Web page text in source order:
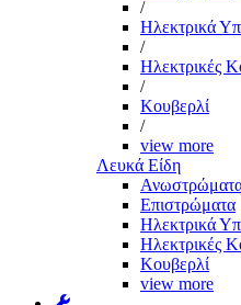
/
Ηλεκτρικά
/
Ηλεκτρικές
/
Κουβερλί
/
view more
Λευκά Είδη
Επιστρώματα
Ηλεκτρικά
Ηλεκτρικές
Κουβερλί
view more